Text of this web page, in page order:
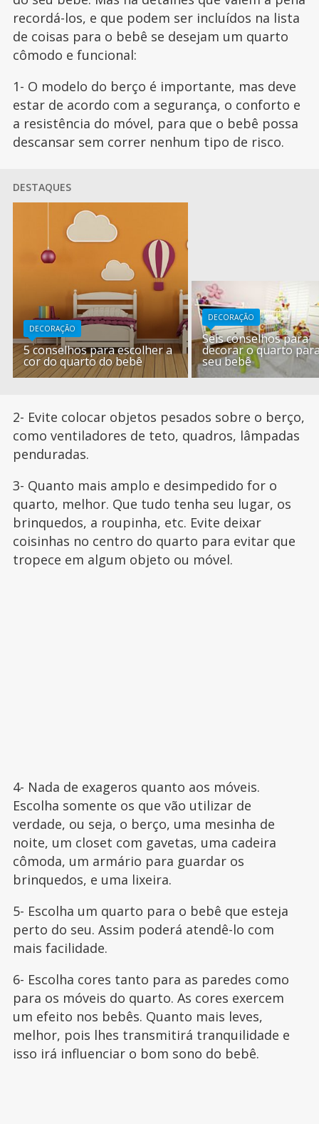
recordá-los, e que podem ser incluídos na lista
de coisas para o bebê se desejam um quarto
cômodo e funcional:
1- O modelo do berço é importante, mas deve
estar de acordo com a segurança, o conforto e
a resistência do móvel, para que o bebê possa
descansar sem correr nenhum tipo de risco.
DESTAQUES
DECORAÇÃO
5 conselhos para escolher a
cor do quarto do bebê
DECORAÇÃO
Seis conselhos para
decorar o quarto
seu bebê
2- Evite colocar objetos pesados sobre o berço,
como ventiladores de teto, quadros, lâmpadas
penduradas.
3- Quanto mais amplo e desimpedido for o
quarto, melhor. Que tudo tenha seu lugar, os
brinquedos, a roupinha, etc. Evite deixar
coisinhas no centro do quarto para evitar que
tropece em algum objeto ou móvel.
4- Nada de exageros quanto aos móveis.
Escolha somente os que vão utilizar de
verdade, ou seja, o berço, uma mesinha de
noite, um closet com gavetas, uma cadeira
cômoda, um armário para guardar os
brinquedos, e uma lixeira.
5- Escolha um quarto para o bebê que esteja
perto do seu. Assim poderá atendê-lo com
mais facilidade.
6- Escolha cores tanto para as paredes como
para os móveis do quarto. As cores exercem
um efeito nos bebês. Quanto mais leves,
melhor, pois lhes transmitirá tranquilidade e
isso irá influenciar o bom sono do bebê.